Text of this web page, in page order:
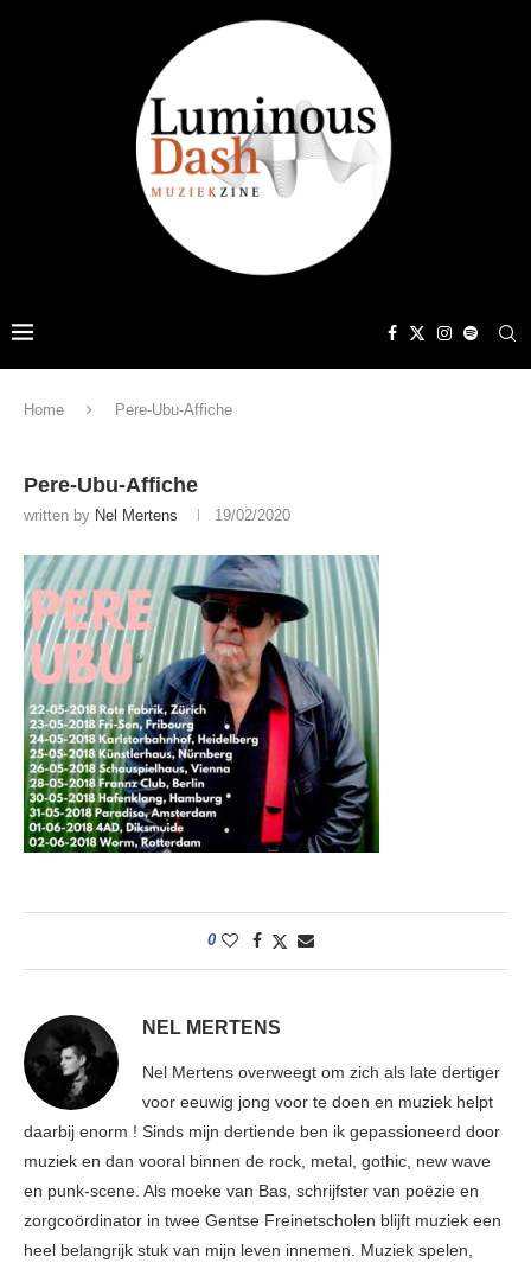
Home Pere-Ubu-Affiche
Pere-Ubu-Affiche
written by Nel Mertens 19/02/2020
0
NEL MERTENS
Nel Mertens overweegt om zich als late dertiger
voor eeuwig jong voor te doen en muziek helpt
daarbij enorm ! Sinds mijn dertiende ben ik gepassioneerd door
muziek en dan vooral binnen de rock, metal, gothic, new wave
en punk-scene. Als moeke van Bas, schrijfster van poëzie en
zorgcoördinator in twee Gentse Freinetscholen blijft muziek een
heel belangrijk stuk van mijn leven innemen. Muziek spelen,